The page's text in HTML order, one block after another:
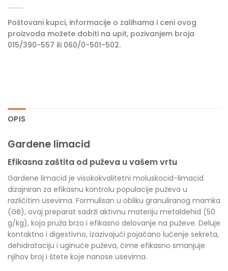
Poštovani kupci, informacije o zalihama i ceni ovog
proizvoda možete dobiti na upit, pozivanjem broja
015/390-557 ili 060/0-501-502.
OPIS
Gardene limacid
Efikasna zaštita od puževa u vašem vrtu
Gardene limacid je visokokvalitetni moluskocid-limacid
dizajniran za efikasnu kontrolu populacije puževa u
različitim usevima. Formulisan u obliku granuliranog mamka
(GB), ovaj preparat sadrži aktivnu materiju metaldehid (50
g/kg), koja pruža brzo i efikasno delovanje na puževe. Deluje
kontaktno i digestivno, izazivajući pojačano lučenje sekreta,
dehidrataciju i uginuće puževa, čime efikasno smanjuje
njihov broj i štete koje nanose usevima.